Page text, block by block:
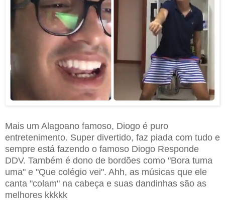
Mais um Alagoano famoso, Diogo é puro
entretenimento. Super divertido, faz piada com tudo e
sempre está fazendo o famoso Diogo Responde
DDV. Também é dono de bordões como "Bora tuma
uma" e "Que colégio vei". Ahh, as músicas que ele
canta "colam" na cabeça e suas dandinhas são as
melhores kkkkk